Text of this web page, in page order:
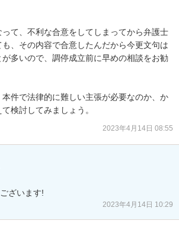
て、不利な合意をしてしまってから弁護士
、その内容で合意したんだから今更文句は
多いので、調停成立前に早めの相談をお勧
件で法律的に難しい主張が必要なのか、か
検討してみましょう。
2023年4月14日 08:55
ざいます!
2023年4月14日 10:29